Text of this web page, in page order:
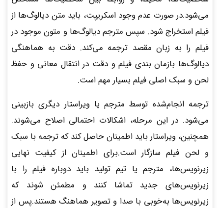
می‌شود.در صورت عدم وجود اسکریپت، باید متن دیالوگ‌ها از
فیلم استخراج شود. سپس مترجم دیالوگ‌ها و متون موجود در
فیلم را به زبان مقصد ترجمه می‌کند. دقت به هماهنگی
دیالوگ‌ها بازمان بندی فیلم و دقت در انتقال معانی و حفظ
لحن و سبک اصلی فیلم بسیار مهم است.
ترجمه انجام‌شده توسط مترجم یا ویراستار دیگری بازبینی
می‌شود. در این مرحله، اشکالات احتمالی اصلاح می‌شوند.
همچنین، ویراستار باید اطمینان حاصل کند که ترجمه با سبک
و لحن فیلم سازگار است.برای اطمینان از کیفیت نهایی
زیرنویس‌ها، مترجم یا تیم تولید باید دوباره فیلم را با
زیرنویس‌های جدید تماشا کنند و مطمئن شوند که
زیرنویس‌ها به‌خوبی با صدا و تصویر هماهنگ هستند.پس از